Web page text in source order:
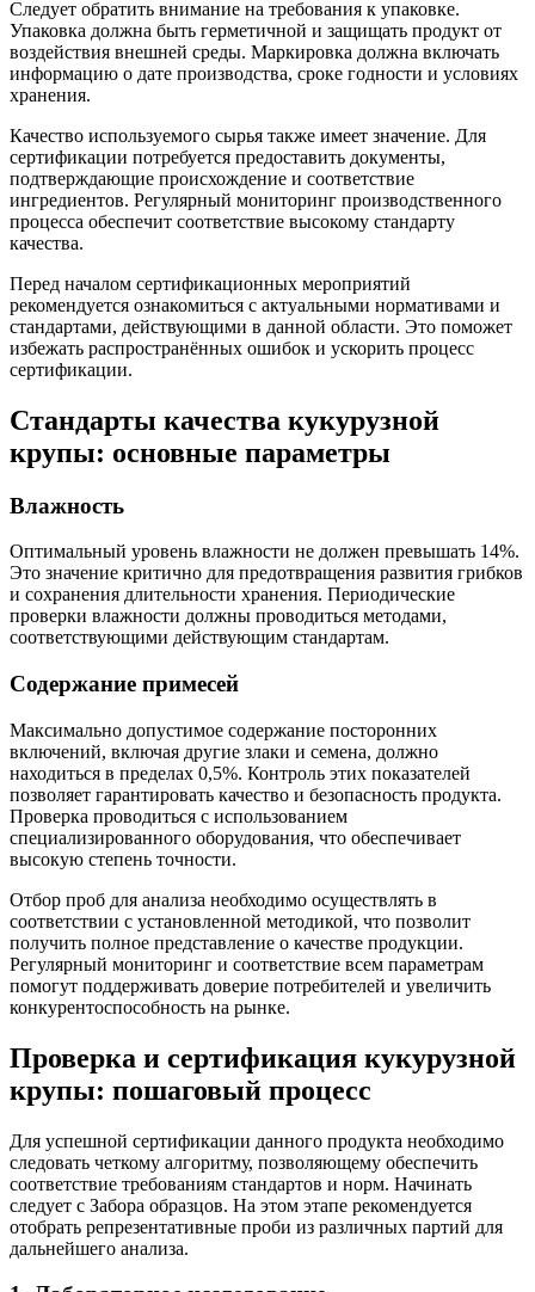
Следует обратить внимание на требования к упаковке.
Упаковка должна быть герметичной и защищать продукт от
воздействия внешней среды. Маркировка должна включать
информацию о дате производства, сроке годности и условиях
хранения.
Качество используемого сырья также имеет значение. Для
сертификации потребуется предоставить документы,
подтверждающие происхождение и соответствие
ингредиентов. Регулярный мониторинг производственного
процесса обеспечит соответствие высокому стандарту
качества.
Перед началом сертификационных мероприятий
рекомендуется ознакомиться с актуальными нормативами и
стандартами, действующими в данной области. Это поможет
избежать распространённых ошибок и ускорить процесс
сертификации.
Стандарты качества кукурузной
крупы: основные параметры
Влажность
Оптимальный уровень влажности не должен превышать 14%.
Это значение критично для предотвращения развития грибков
и сохранения длительности хранения. Периодические
проверки влажности должны проводиться методами,
соответствующими действующим стандартам.
Содержание примесей
Максимально допустимое содержание посторонних
включений, включая другие злаки и семена, должно
находиться в пределах 0,5%. Контроль этих показателей
позволяет гарантировать качество и безопасность продукта.
Проверка проводиться с использованием
специализированного оборудования, что обеспечивает
высокую степень точности.
Отбор проб для анализа необходимо осуществлять в
соответствии с установленной методикой, что позволит
получить полное представление о качестве продукции.
Регулярный мониторинг и соответствие всем параметрам
помогут поддерживать доверие потребителей и увеличить
конкурентоспособность на рынке.
Проверка и сертификация кукурузной
крупы: пошаговый процесс
Для успешной сертификации данного продукта необходимо
следовать четкому алгоритму, позволяющему обеспечить
соответствие требованиям стандартов и норм. Начинать
следует с Забора образцов. На этом этапе рекомендуется
отобрать репрезентативные проби из различных партий для
дальнейшего анализа.